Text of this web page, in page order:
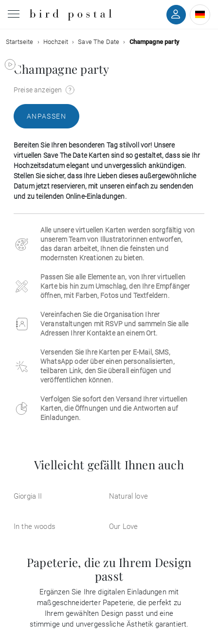
Hochzeit
Geburt
Kommunion
Trauer
Geburtstag
Firmen
Startseite Hochzeit Save The Date Champagne party
Champagne party
Preise anzeigen
ANPASSEN
Bereiten Sie Ihren besonderen Tag stilvoll vor! Unsere
virtuellen Save The Date Karten sind so gestaltet, dass sie Ihr
Hochzeitsdatum elegant und unvergesslich ankündigen.
Stellen Sie sicher, dass Ihre Lieben dieses außergewöhnliche
Datum jetzt reservieren, mit unseren einfach zu sendenden
und zu teilenden Online-Einladungen.
Alle unsere virtuellen Karten werden sorgfältig von
unserem Team von Illustratorinnen entworfen,
das daran arbeitet, Ihnen die feinsten und
modernsten Kreationen zu bieten.
Passen Sie alle Elemente an, von Ihrer virtuellen
Karte bis hin zum Umschlag, den Ihre Empfänger
öffnen, mit Farben, Fotos und Textfeldern.
Vereinfachen Sie die Organisation Ihrer
Veranstaltungen mit RSVP und sammeln Sie alle
Adressen Ihrer Kontakte an einem Ort.
Versenden Sie Ihre Karten per E-Mail, SMS,
WhatsApp oder über einen personalisierten,
teilbaren Link, den Sie überall einfügen und
veröffentlichen können.
Verfolgen Sie sofort den Versand Ihrer virtuellen
Karten, die Öffnungen und die Antworten auf
Einladungen.
Vielleicht gefällt Ihnen auch
Giorgia II Natural love
In the woods Our Love
Papeterie, die zu Ihrem Design
passt
Ergänzen Sie Ihre digitalen Einladungen mit
maßgeschneiderter Papeterie, die perfekt zu
Ihrem gewählten Design passt und eine
stimmige und unvergessliche Ästhetik garantiert.